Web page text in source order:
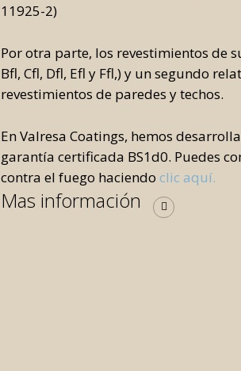
11925-2)
Por otra parte, los revestimientos de
Bfl, Cfl, Dfl, Efl y Ffl,) y un segundo
revestimientos de paredes y techos.
En Valresa Coatings, hemos
garantía certificada BS1d0. Puedes
contra el fuego haciendoclic aquí.
Mas información